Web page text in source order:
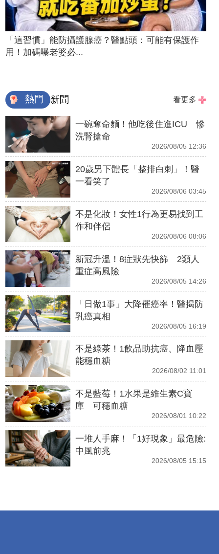
「這習慣」能防攝護腺癌？醫點頭：可能有保護作
用！加碼曝老婆必...
熱門 新聞 看更多
一碗奪命麵！他吃後住進ICU 慘
洗腎搶命
2026/08/05 12:36
20歲男下體長「整排白刺」！醫
一看笑了
2026/08/06 03:45
不是化妝！女性1行為更易找到工
作和伴侶
2026/08/06 08:06
新冠升溫！8症狀先快篩 2類人
重症高風險
2026/08/05 14:26
「日做1事」大降罹癌率！醫揭防
乳癌真相
2026/08/05 16:19
不是綠茶！1飲品助抗癌、降血壓
能穩血糖
2026/08/02 11:01
不是藍莓！1水果是維生素C寶
庫 可穩血糖
2026/08/01 10:22
一堆人手麻！「1好現象」最危險:
中風前兆
2026/08/05 15:15